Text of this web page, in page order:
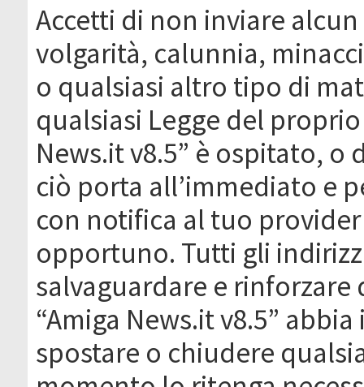
Accetti di non inviare
volgarità, calunnia,
o qualsiasi altro tipo di
qualsiasi Legge del
News.it v8.5” è ospitato, o
ciò porta all’immediato e
con notifica al tuo
opportuno. Tutti gli
salvaguardare e
“Amiga News.it v8.5”
spostare o chiudere